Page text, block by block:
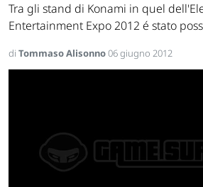
Tra gli stand di Konami in quel
Entertainment Expo 2012 é stato
di Tommaso Alisonno06 giugno 2012